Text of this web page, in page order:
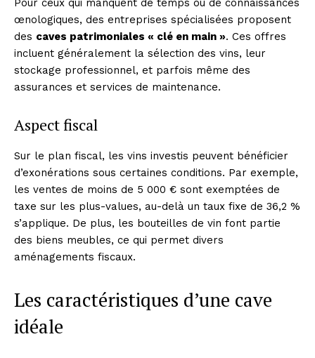
Pour ceux qui manquent de temps ou de connaissances
œnologiques, des entreprises spécialisées proposent
des caves patrimoniales « clé en main ». Ces offres
incluent généralement la sélection des vins, leur
stockage professionnel, et parfois même des
assurances et services de maintenance.
Aspect fiscal
Sur le plan fiscal, les vins investis peuvent bénéficier
d’exonérations sous certaines conditions. Par exemple,
les ventes de moins de 5 000 € sont exemptées de
taxe sur les plus-values, au-delà un taux fixe de 36,2 %
s’applique. De plus, les bouteilles de vin font partie
des biens meubles, ce qui permet divers
aménagements fiscaux.
Les caractéristiques d’une cave
idéale